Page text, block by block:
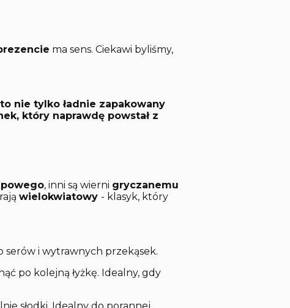
ma sens. Ciekawi byliśmy,
nie tylko ładnie zapakowany
który naprawdę powstał z
, inni są wierni gryczanemu
wielokwiatowy - klasyk, który
serów i wytrawnych przekąsek.
po kolejną łyżkę. Idealny, gdy
słodki. Idealny do porannej